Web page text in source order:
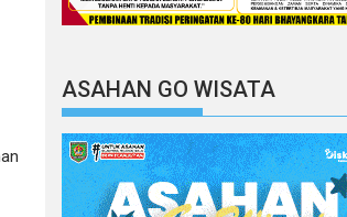
ASAHAN GO WISATA